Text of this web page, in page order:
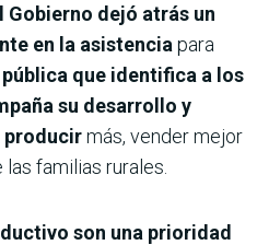
l Gobierno dejó atrás un
en la asistencia para
que identifica a los
su desarrollo y
producirmás, vender mejor
familias rurales.
son una prioridad